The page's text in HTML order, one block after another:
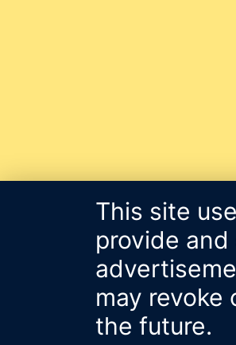
This site
provide
may
the future.